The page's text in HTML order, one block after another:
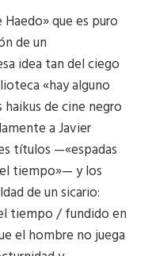
que es puro
de un
idea tan del ciego
«hay alguno
haikus de cine negro
a Javier
títulos —«espadas
tiempo»— y los
de un sicario:
tiempo / fundido en
el hombre no juega